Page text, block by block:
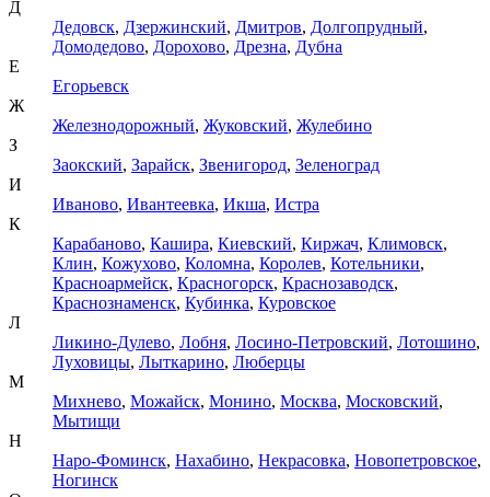
Д
Дедовск, Дзержинский, Дмитров, Долгопрудный,
Домодедово, Дорохово, Дрезна, Дубна
Е
Егорьевск
Ж
Железнодорожный, Жуковский, Жулебино
З
Заокский, Зарайск, Звенигород, Зеленоград
И
Иваново, Ивантеевка, Икша, Истра
К
Карабаново, Кашира, Киевский, Киржач, Климовск,
Клин, Кожухово, Коломна, Королев, Котельники,
Красноармейск, Красногорск, Краснозаводск,
Краснознаменск, Кубинка, Куровское
Л
Ликино-Дулево, Лобня, Лосино-Петровский, Лотошино,
Луховицы, Лыткарино, Люберцы
М
Михнево, Можайск, Монино, Москва, Московский,
Мытищи
Н
Наро-Фоминск, Нахабино, Некрасовка, Новопетровское,
Ногинск